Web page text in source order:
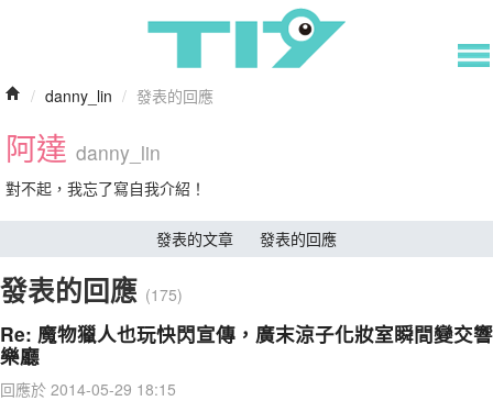
/ danny_lin / 發表的回應
阿達 danny_lin
對不起，我忘了寫自我介紹！
發表的文章 發表的回應
發表的回應 (175)
Re: 魔物獵人也玩快閃宣傳，廣末涼子化妝室瞬間變交響
樂廳
回應於 2014-05-29 18:15